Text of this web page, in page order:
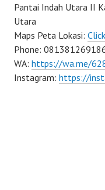
Pantai Indah Utara II
Utara
Maps Peta Lokasi:
Phone:
WA: https://wa.me/
Instagram: https://